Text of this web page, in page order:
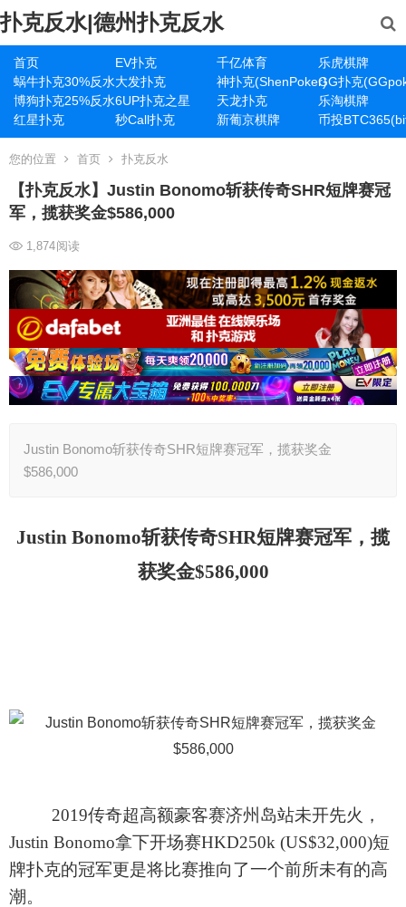
扑克反水|德州扑克反水
首页 EV扑克 千亿体育
乐虎棋牌
蜗牛扑克30%反水大发扑克 神扑克(ShenPoker)GG扑克
博狗扑克25%反水6UP扑克之星 天龙扑克
乐淘棋牌
红星扑克
秒Call扑克 新葡京棋牌 币投
您的位置 首页 扑克反水
【扑克反水】Justin Bonomo斩获传奇SHR短牌赛冠
军，揽获奖金$586,000
1,874阅读
Justin Bonomo斩获传奇SHR短牌赛冠军，揽获奖金
$586,000
Justin Bonomo斩获传奇SHR短牌赛冠军，揽
获奖金$586,000
2019传奇超高额豪客赛济州岛站未开先火，
Justin Bonomo拿下开场赛HKD250k (US$32,000)短
牌扑克的冠军更是将比赛推向了一个前所未有的高
潮。